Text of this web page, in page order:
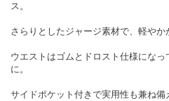
ス。
さらりとしたジャージ素材で、軽やか
ウエストはゴムとドロスト仕様にな
に。
サイドポケット付きで実用性も兼ね